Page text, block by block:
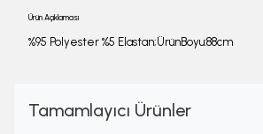
Ürün Açıklaması
%95 Polyester %5 Elastan;ÜrünBoyu:88cm
Tamamlayıcı Ürünler